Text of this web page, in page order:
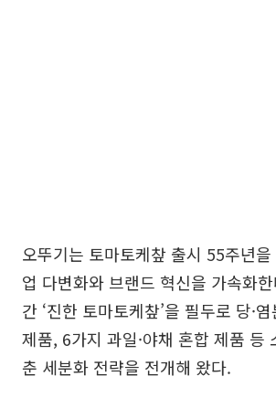
오뚜기는 토마토케챂 출시 55주년
업 다변화와 브랜드 혁신을 가속화
간 ‘진한 토마토케챂’을 필두로 당·
제품, 6가지 과일·야채 혼합 제품 등
춘 세분화 전략을 전개해 왔다.